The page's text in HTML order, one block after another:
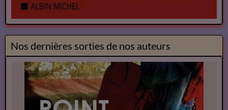
Nos dernières sorties de nos auteurs